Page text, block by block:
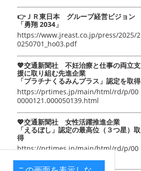
👉ＪＲ東日本 グループ経営ビジョン
「勇翔 2034」
https://www.jreast.co.jp/press/2025/2
0250701_ho03.pdf
💖交通新聞社 不妊治療と仕事の両立支
援に取り組む先進企業
「プラチナくるみんプラス」認定を取得
https://prtimes.jp/main/html/rd/p/00
0000121.000050139.html
💖交通新聞社 女性活躍推進企業
「えるぼし」認定の最高位（３つ星）取
得
https://prtimes.jp/main/html/rd/p/00